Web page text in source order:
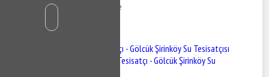
25 Kasım 2020 576 Görüntüleme
İçindekiler
Gölcük Şirinköy Tesisatçı - Gölcük Şirinköy Su Tesisatçısı
Gölcük Şirinköy Tesisatçı - Gölcük Şirinköy Su